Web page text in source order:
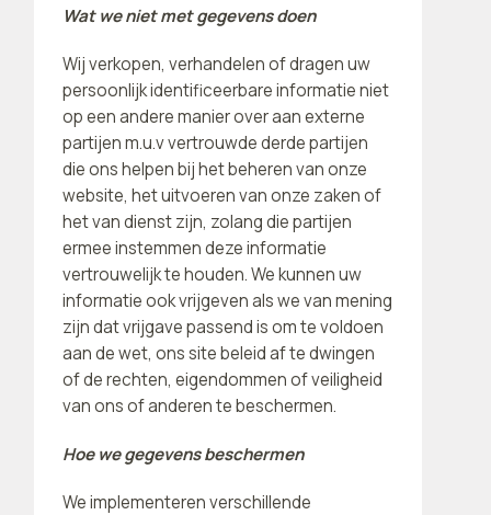
Wat we niet met gegevens doen
Wij verkopen, verhandelen of dragen uw
persoonlijk identificeerbare informatie niet
op een andere manier over aan externe
partijen m.u.v vertrouwde derde partijen
die ons helpen bij het beheren van onze
website, het uitvoeren van onze zaken of
het van dienst zijn, zolang die partijen
ermee instemmen deze informatie
vertrouwelijk te houden. We kunnen uw
informatie ook vrijgeven als we van mening
zijn dat vrijgave passend is om te voldoen
aan de wet, ons site beleid af te dwingen
of de rechten, eigendommen of veiligheid
van ons of anderen te beschermen.
Hoe we gegevens beschermen
We implementeren verschillende